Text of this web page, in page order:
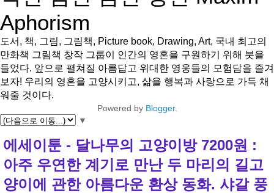
Aphorism
도서, 책, 그림, 그림책, Picture book, Drawing, Art, 국내 최고의
만화책 그림책 창작 그룹이 인간의 영혼을 구원하기 위해 붓을
들었다. 앞으로 펼쳐질 아름답고 위대한 영웅들의 모험담을 즐겨
보자! 우리의 영혼을 고양시키고, 삶을 행복과 사랑으로 가득 채
워줄 것이다.
Powered by Blogger.
▼
에세이툰 - 달나무의 고양이방 7200원 :
아주 우연한 계기로 만난 두 마리의 길고
양이에 관한 아름다운 환상 동화. 샤갈 풍